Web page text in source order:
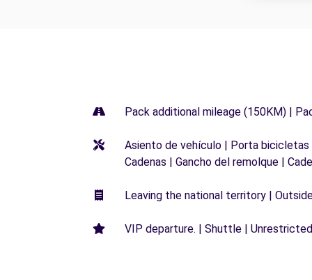
Pack additional mileage (150KM) |
Asiento de vehículo | Porta bicicletas
Cadenas | Gancho del remolque |
Leaving the national territory |
VIP departure. | Shuttle |